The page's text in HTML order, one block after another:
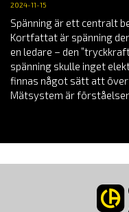
2024-11-15
Spänning är ett centralt
Kortfattat är spänning
en ledare – den
spänning skulle inget
finnas något sätt att
Mätsystem är